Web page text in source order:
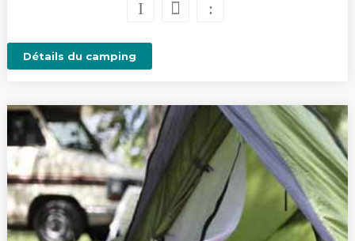
Détails du camping